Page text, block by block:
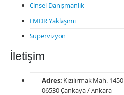
Cinsel Danışmanlık
EMDR Yaklaşımı
Süpervizyon
İletişim
Adres: Kızılırmak Mah.
06530 Çankaya / Ankara